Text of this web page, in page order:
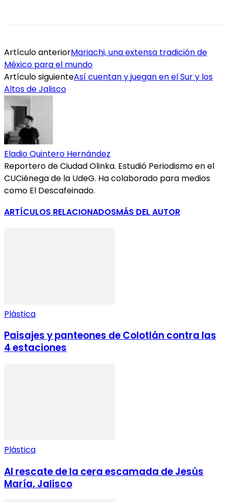
Artículo anteriorMariachi, una extensa tradición de
México para el mundo
Artículo siguienteAsí cuentan y juegan en el Sur y los
Altos de Jalisco
Eladio Quintero Hernández
Reportero de Ciudad Olinka. Estudió Periodismo en el
CUCiénega de la UdeG. Ha colaborado para medios
como El Descafeinado.
ARTÍCULOS RELACIONADOSMÁS DEL AUTOR
Plástica
Paisajes y panteones de Colotlán contra las
4 estaciones
Plástica
Al rescate de la cera escamada de Jesús
María, Jalisco